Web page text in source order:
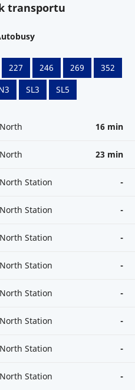
transportu
227 246 269
352
SL3 SL5
16 min
23 min
Station -
Station -
Station -
Station -
Station -
Station -
Station -
Station -